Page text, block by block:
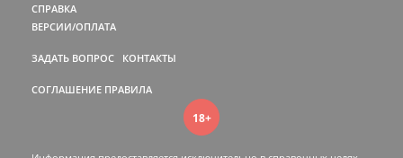
СПРАВКА
ВЕРСИИ/ОПЛАТА
ЗАДАТЬ ВОПРОС КОНТАКТЫ
СОГЛАШЕНИЕ ПРАВИЛА
18+